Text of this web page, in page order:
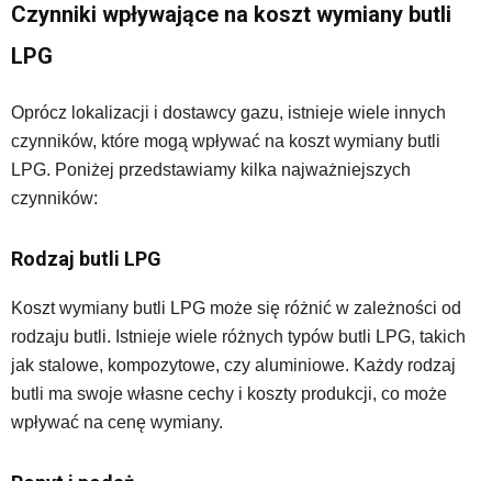
Czynniki wpływające na koszt wymiany butli
LPG
Oprócz lokalizacji i dostawcy gazu, istnieje wiele innych
czynników, które mogą wpływać na koszt wymiany butli
LPG. Poniżej przedstawiamy kilka najważniejszych
czynników:
Rodzaj butli LPG
Koszt wymiany butli LPG może się różnić w zależności od
rodzaju butli. Istnieje wiele różnych typów butli LPG, takich
jak stalowe, kompozytowe, czy aluminiowe. Każdy rodzaj
butli ma swoje własne cechy i koszty produkcji, co może
wpływać na cenę wymiany.